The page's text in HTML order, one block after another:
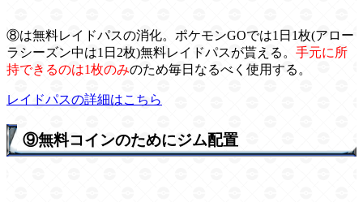
⑧は無料レイドパスの消化。ポケモンGOでは1日1枚(アロー
ラシーズン中は1日2枚)無料レイドパスが貰える。 手元に所
持できるのは1枚のみのため毎日なるべく使用する。
レイドパスの詳細はこちら
⑨無料コインのためにジム配置